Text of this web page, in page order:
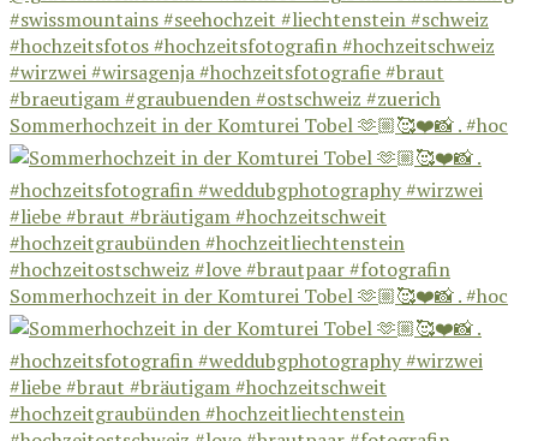
Sommerhochzeit in der Komturei Tobel 🫶🏼🥰❤️📸 . #hoc
Sommerhochzeit in der Komturei Tobel 🫶🏼🥰❤️📸 . #hoc